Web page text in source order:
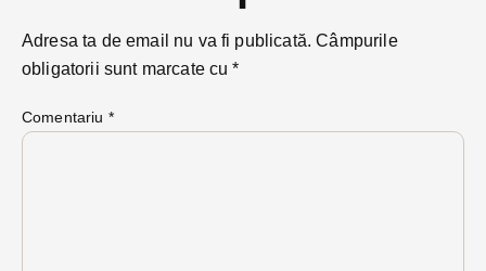
Adresa ta de email nu va fi publicată. Câmpurile
obligatorii sunt marcate cu*
Comentariu *